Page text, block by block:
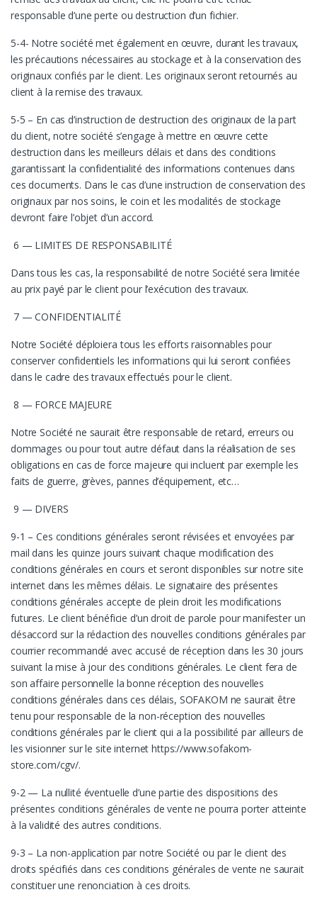
responsable d’une perte ou destruction d’un fichier.
5-4- Notre société met également en œuvre, durant les travaux,
les précautions nécessaires au stockage et à la conservation des
originaux confiés par le client. Les originaux seront retournés au
client à la remise des travaux.
5-5 – En cas d’instruction de destruction des originaux de la part
du client, notre société s’engage à mettre en œuvre cette
destruction dans les meilleurs délais et dans des conditions
garantissant la confidentialité des informations contenues dans
ces documents. Dans le cas d’une instruction de conservation des
originaux par nos soins, le coin et les modalités de stockage
devront faire l’objet d’un accord.
6 — LIMITES DE RESPONSABILITÉ
Dans tous les cas, la responsabilité de notre Société sera limitée
au prix payé par le client pour l’exécution des travaux.
7 — CONFIDENTIALITÉ
Notre Société déploiera tous les efforts raisonnables pour
conserver confidentiels les informations qui lui seront confiées
dans le cadre des travaux effectués pour le client.
8 — FORCE MAJEURE
Notre Société ne saurait être responsable de retard, erreurs ou
dommages ou pour tout autre défaut dans la réalisation de ses
obligations en cas de force majeure qui incluent par exemple les
faits de guerre, grèves, pannes d’équipement, etc…
9 — DIVERS
9-1 – Ces conditions générales seront révisées et envoyées par
mail dans les quinze jours suivant chaque modification des
conditions générales en cours et seront disponibles sur notre site
internet dans les mêmes délais. Le signataire des présentes
conditions générales accepte de plein droit les modifications
futures. Le client bénéficie d’un droit de parole pour manifester un
désaccord sur la rédaction des nouvelles conditions générales par
courrier recommandé avec accusé de réception dans les 30 jours
suivant la mise à jour des conditions générales. Le client fera de
son affaire personnelle la bonne réception des nouvelles
conditions générales dans ces délais, SOFAKOM ne saurait être
tenu pour responsable de la non-réception des nouvelles
conditions générales par le client qui a la possibilité par ailleurs de
les visionner sur le site internet https://www.sofakom-
store.com/cgv/.
9-2 — La nullité éventuelle d’une partie des dispositions des
présentes conditions générales de vente ne pourra porter atteinte
à la validité des autres conditions.
9-3 – La non-application par notre Société ou par le client des
droits spécifiés dans ces conditions générales de vente ne saurait
constituer une renonciation à ces droits.